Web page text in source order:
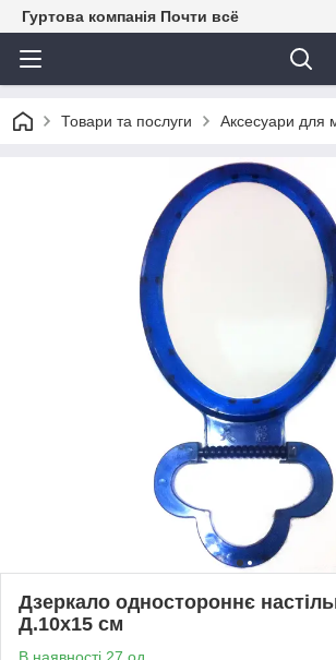
Гуртова компанія Почти всё
Товари та послуги Аксесуари для
Дзеркало одностороннє
Д.10х15 см
В наявності 27 од.